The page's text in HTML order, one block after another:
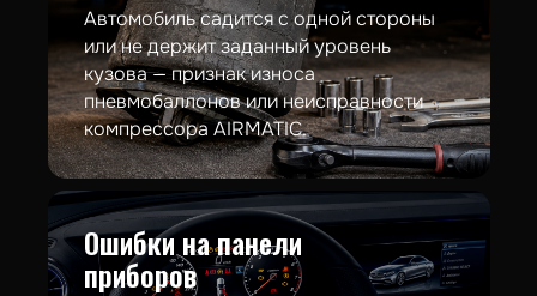
Автомобиль садится с одной стороны
или не держит заданный уровень
кузова — признак износа
пневмобаллонов или неисправности
компрессора AIRMATIC.
Ошибки на панели
приборов
от 1000 ₽
Ремонт пневмоподвески
от 2500 ₽
Ремонт двигателя
от 4000 ₽